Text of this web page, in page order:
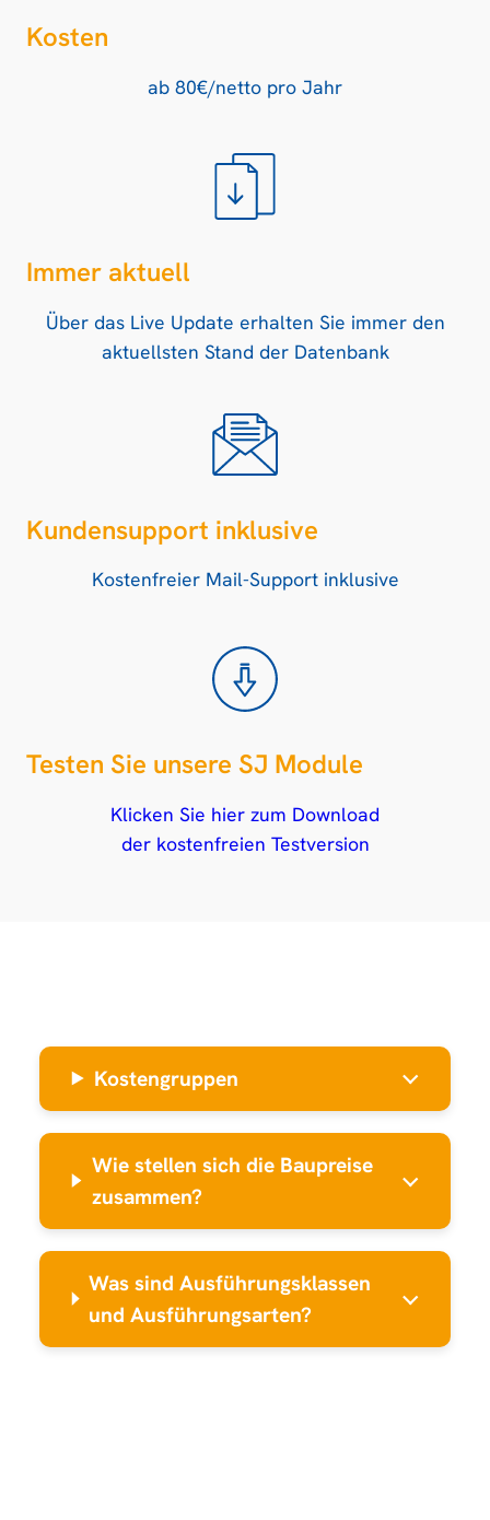
Kosten
ab 80€/netto pro Jahr
Immer aktuell
Über das Live Update erhalten Sie immer den
aktuellsten Stand der Datenbank
Kundensupport inklusive
Kostenfreier Mail-Support inklusive
Testen Sie unsere SJ Module
Klicken Sie hier zum Download
der kostenfreien Testversion
Kostengruppen
Wie stellen sich die Baupreise
zusammen?
Was sind Ausführungsklassen
und Ausführungsarten?